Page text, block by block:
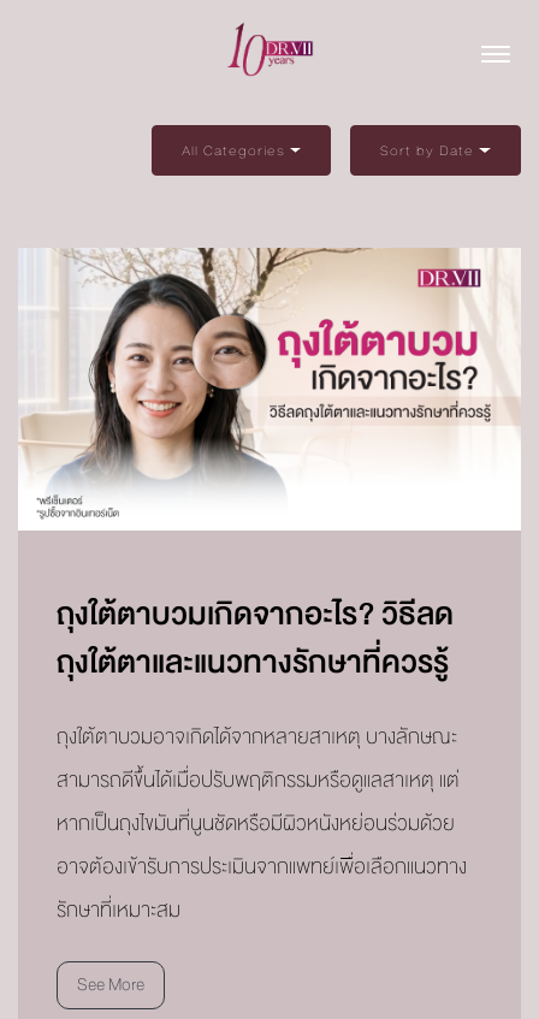
All Categories Sort by Date
ถุงใต้ตาบวมเกิดจากอะไร? วิธีลด
ถุงใต้ตาและแนวทางรักษาที่ควรรู้
ถุงใต้ตาบวมอาจเกิดได้จากหลายสาเหตุ บางลักษณะ
สามารถดีขึ้นได้เมื่อปรับพฤติกรรมหรือดูแลสาเหตุ แต่
หากเป็นถุงไขมันที่นูนชัดหรือมีผิวหนังหย่อนร่วมด้วย
อาจต้องเข้ารับการประเมินจากแพทย์เพื่อเลือกแนวทาง
รักษาที่เหมาะสม
See More